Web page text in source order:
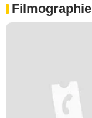
Filmographie